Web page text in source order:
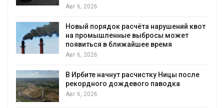
Авг 6, 2026
Новый порядок расчёта нарушений квот
на промышленные выбросы может
появиться в ближайшее время
Авг 6, 2026
В Ирбите начнут расчистку Ницы после
рекордного дождевого паводка
Авг 6, 2026